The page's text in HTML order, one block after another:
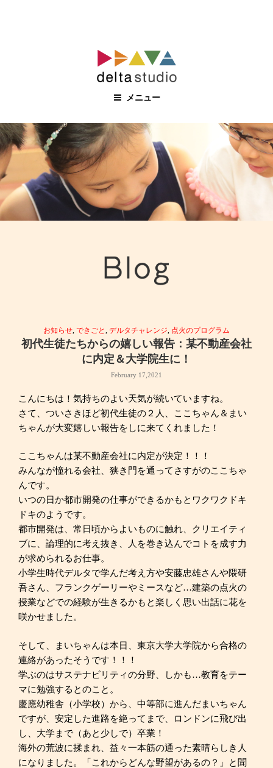
へ
ス
キ
ッ
プ
メニュー
お知らせ できごと デルタチャレンジ 点火のプログラム
初代生徒たちからの嬉しい報告：某不動産会社
に内定＆大学院生に！
February 17,2021
こんにちは！気持ちのよい天気が続いていますね。
さて、ついさきほど初代生徒の２人、ここちゃん＆まい
ちゃんが大変嬉しい報告をしに来てくれました！
ここちゃんは某不動産会社に内定が決定！！！
みんなが憧れる会社、狭き門を通ってさすがのここちゃ
んです。
いつの日か都市開発の仕事ができるかもとワクワクドキ
ドキのようです。
都市開発は、常日頃からよいものに触れ、クリエイティ
ブに、論理的に考え抜き、人を巻き込んでコトを成す力
が求められるお仕事。
小学生時代デルタで学んだ考え方や安藤忠雄さんや隈研
吾さん、フランクゲーリーやミースなど…建築の点火の
授業などでの経験が生きるかもと楽しく思い出話に花を
咲かせました。
そして、まいちゃんは本日、東京大学大学院から合格の
連絡があったそうです！！！
学ぶのはサステナビリティの分野、しかも…教育をテー
マに勉強するとのこと。
慶應幼稚舎（小学校）から、中等部に進んだまいちゃん
ですが、安定した進路を絶ってまで、ロンドンに飛び出
し、大学まで（あと少しで）卒業！
海外の荒波に揉まれ、益々一本筋の通った素晴らしき人
になりました。「これからどんな野望があるの？」と聞